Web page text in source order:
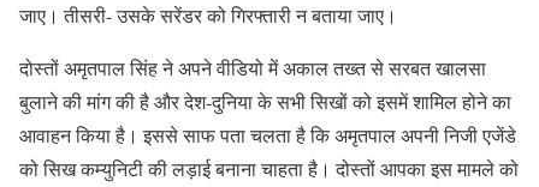
जाए। तीसरी- उसके सरेंडर को गिरफ्तारी न बताया जाए।
दोस्तों अमृतपाल सिंह ने अपने वीडियो में अकाल तख्त से सरबत खालसा
बुलाने की मांग की है और देश-दुनिया के सभी सिखों को इसमें शामिल होने का
आवाहन किया है। इससे साफ पता चलता है कि अमृतपाल अपनी निजी एजेंडे
को सिख कम्युनिटी की लड़ाई बनाना चाहता है। दोस्तों आपका इस मामले को